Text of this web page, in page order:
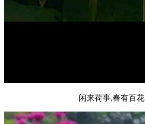
闲来荷事,春有百花